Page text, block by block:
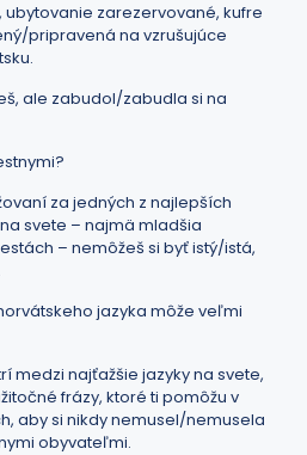
ubytovanie zarezervované, kufre
pripravená na vzrušujúce
ale zabudol/zabudla si na
za jedných z najlepších
svete – najmä mladšia
– nemôžeš si byť istý/istá,
jazyka môže veľmi
medzi najťažšie jazyky na svete,
frázy, ktoré ti pomôžu v
aby si nikdy nemusel/nemusela
obyvateľmi.